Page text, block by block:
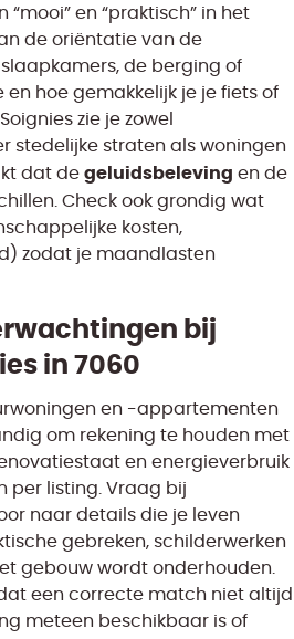
en “praktisch” in het
de oriëntatie van de
de berging of
hoe gemakkelijk je je fiets of
zie je zowel
stedelijke straten als woningen
dat de geluidsbeleving en de
Check ook grondig wat
kosten,
zodat je maandlasten
bij
in 7060
en -appartementen
om rekening te houden met
en energieverbruik
per listing. Vraag bij
naar details die je leven
gebreken, schilderwerken
gebouw wordt onderhouden.
een correcte match niet altijd
meteen beschikbaar is of